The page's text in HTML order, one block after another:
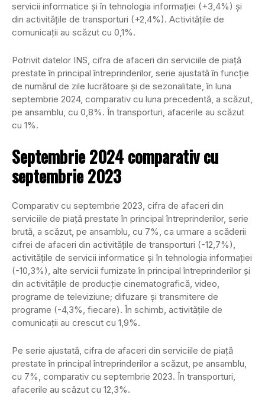
servicii informatice şi în tehnologia informaţiei (+3,4%) şi
din activităţile de transporturi (+2,4%). Activităţile de
comunicaţii au scăzut cu 0,1%.
Potrivit datelor INS, cifra de afaceri din serviciile de piaţă
prestate în principal întreprinderilor, serie ajustată în funcţie
de numărul de zile lucrătoare şi de sezonalitate, în luna
septembrie 2024, comparativ cu luna precedentă, a scăzut,
pe ansamblu, cu 0,8%. În transporturi, afacerile au scăzut
cu 1%.
Septembrie 2024 comparativ cu
septembrie 2023
Comparativ cu septembrie 2023, cifra de afaceri din
serviciile de piaţă prestate în principal întreprinderilor, serie
brută, a scăzut, pe ansamblu, cu 7%, ca urmare a scăderii
cifrei de afaceri din activităţile de transporturi (-12,7%),
activităţile de servicii informatice şi în tehnologia informaţiei
(-10,3%), alte servicii furnizate în principal întreprinderilor şi
din activităţile de producţie cinematografică, video,
programe de televiziune; difuzare şi transmitere de
programe (-4,3%, fiecare). În schimb, activităţile de
comunicaţii au crescut cu 1,9%.
Pe serie ajustată, cifra de afaceri din serviciile de piaţă
prestate în principal întreprinderilor a scăzut, pe ansamblu,
cu 7%, comparativ cu septembrie 2023. În transporturi,
afacerile au scăzut cu 12,3%.